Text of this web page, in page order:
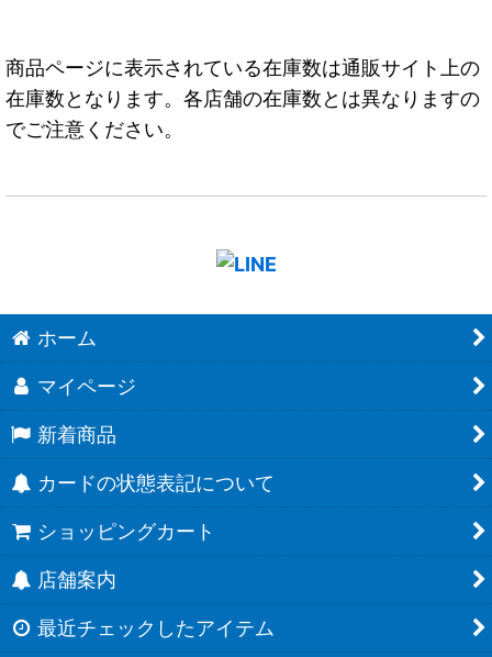
商品ページに表示されている在庫数は通販サイト上の
在庫数となります。各店舗の在庫数とは異なりますの
でご注意ください。
ホーム
マイページ
新着商品
カードの状態表記について
ショッピングカート
店舗案内
最近チェックしたアイテム